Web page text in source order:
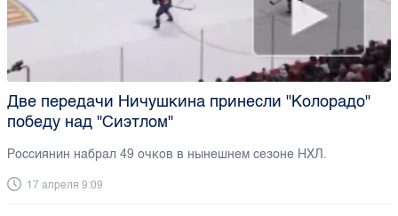
Две передачи Ничушкина принесли "Колорадо"
победу над "Сиэтлом"
Россиянин набрал 49 очков в нынешнем сезоне НХЛ.
17 апреля 9:09